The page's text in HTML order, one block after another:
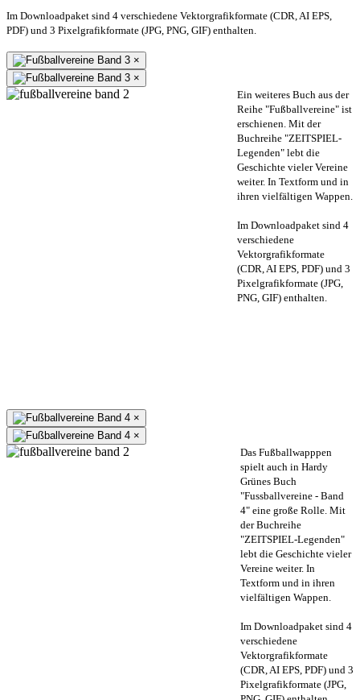
Im Downloadpaket sind 4 verschiedene Vektorgrafikformate (CDR, AI EPS,
PDF) und 3 Pixelgrafikformate (JPG, PNG, GIF) enthalten.
×
×
Ein weiteres Buch aus der
Reihe "Fußballvereine" ist
erschienen. Mit der
Buchreihe "ZEITSPIEL-
Legenden" lebt die
Geschichte vieler Vereine
weiter. In Textform und in
ihren vielfältigen Wappen.
Im Downloadpaket sind 4
verschiedene
Vektorgrafikformate
(CDR, AI EPS, PDF) und 3
Pixelgrafikformate (JPG,
PNG, GIF) enthalten.
×
×
Das Fußballwapppen
spielt auch in Hardy
Grünes Buch
"Fussballvereine - Band
4" eine große Rolle. Mit
der Buchreihe
"ZEITSPIEL-Legenden"
lebt die Geschichte vieler
Vereine weiter. In
Textform und in ihren
vielfältigen Wappen.
Im Downloadpaket sind 4
verschiedene
Vektorgrafikformate
(CDR, AI EPS, PDF) und 3
Pixelgrafikformate (JPG,